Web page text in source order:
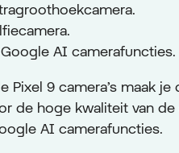
AI camerafuncties.
Pixel 9 camera’s maak
de hoge kwaliteit van de
AI camerafuncties.